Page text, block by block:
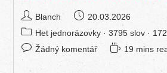
Autor
příspěvku
Blanch
Příspěvek
byl
publikován
20.03.2026
Rubriky
příspěvku
Het jednorázovky· 3795 slov ·
Komentáře
k
Žádný komentář
Čas 19 mins